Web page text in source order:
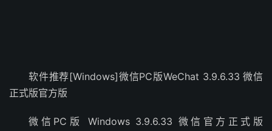
软件推荐[Windows]微信PC版WeChat 3.9.6.33 微信
正式版官方版
微信PC版 Windows 3.9.6.33 微信官方正式版